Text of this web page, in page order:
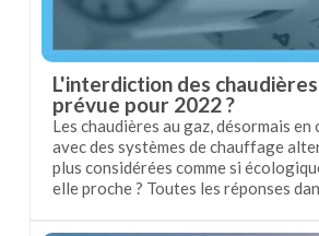
L'interdiction des
prévue pour 2022 ?
Les chaudières au gaz, désormais en
avec des systèmes de chauffage
plus considérées comme si
elle proche ? Toutes les réponses